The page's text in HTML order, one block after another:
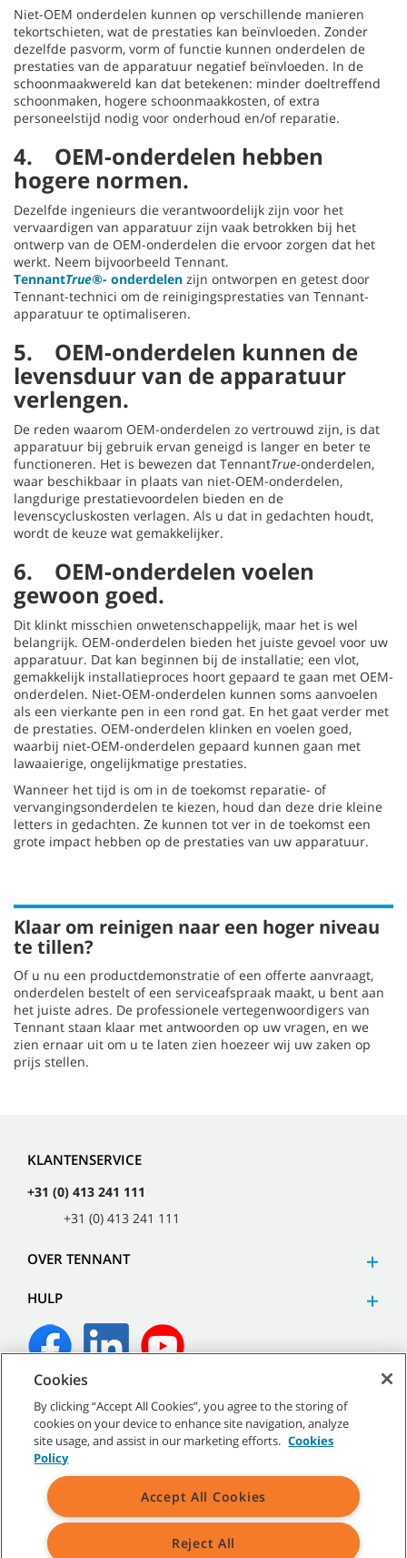
Niet-OEM onderdelen kunnen op verschillende manieren
tekortschieten, wat de prestaties kan beïnvloeden. Zonder
dezelfde pasvorm, vorm of functie kunnen onderdelen de
prestaties van de apparatuur negatief beïnvloeden. In de
schoonmaakwereld kan dat betekenen: minder doeltreffend
schoonmaken, hogere schoonmaakkosten, of extra
personeelstijd nodig voor onderhoud en/of reparatie.
4. OEM-onderdelen hebben
hogere normen.
Dezelfde ingenieurs die verantwoordelijk zijn voor het
vervaardigen van apparatuur zijn vaak betrokken bij het
ontwerp van de OEM-onderdelen die ervoor zorgen dat het
werkt. Neem bijvoorbeeld Tennant.
TennantTrue®- onderdelen zijn ontworpen en getest door
Tennant-technici om de reinigingsprestaties van Tennant-
apparatuur te optimaliseren.
5. OEM-onderdelen kunnen de
levensduur van de apparatuur
verlengen.
De reden waarom OEM-onderdelen zo vertrouwd zijn, is dat
apparatuur bij gebruik ervan geneigd is langer en beter te
functioneren. Het is bewezen dat TennantTrue-onderdelen,
waar beschikbaar in plaats van niet-OEM-onderdelen,
langdurige prestatievoordelen bieden en de
levenscycluskosten verlagen. Als u dat in gedachten houdt,
wordt de keuze wat gemakkelijker.
6. OEM-onderdelen voelen
gewoon goed.
Dit klinkt misschien onwetenschappelijk, maar het is wel
belangrijk. OEM-onderdelen bieden het juiste gevoel voor uw
apparatuur. Dat kan beginnen bij de installatie; een vlot,
gemakkelijk installatieproces hoort gepaard te gaan met OEM-
onderdelen. Niet-OEM-onderdelen kunnen soms aanvoelen
als een vierkante pen in een rond gat. En het gaat verder met
de prestaties. OEM-onderdelen klinken en voelen goed,
waarbij niet-OEM-onderdelen gepaard kunnen gaan met
lawaaierige, ongelijkmatige prestaties.
Wanneer het tijd is om in de toekomst reparatie- of
vervangingsonderdelen te kiezen, houd dan deze drie kleine
letters in gedachten. Ze kunnen tot ver in de toekomst een
grote impact hebben op de prestaties van uw apparatuur.
Klaar om reinigen naar een hoger niveau
te tillen?
Of u nu een productdemonstratie of een offerte aanvraagt,
onderdelen bestelt of een serviceafspraak maakt, u bent aan
het juiste adres. De professionele vertegenwoordigers van
Tennant staan klaar met antwoorden op uw vragen, en we
zien ernaar uit om u te laten zien hoezeer wij uw zaken op
prijs stellen.
KLANTENSERVICE
+31 (0) 413 241 111
+31 (0) 413 241 111
OVER TENNANT
HULP
©2026Tennant Company. Alle rechten voorbehouden.
Algemeen beleid Gebruiksvoorwaarden
Verkoopvoorwaarden
Alle aangegeven handelsmerken en logo's van Tennant zijn
Cookies
By clicking “Accept All Cookies”, you agree to the storing of
cookies on your device to enhance site navigation, analyze
site usage, and assist in our marketing efforts. Cookies
Policy
Accept All Cookies
Reject All